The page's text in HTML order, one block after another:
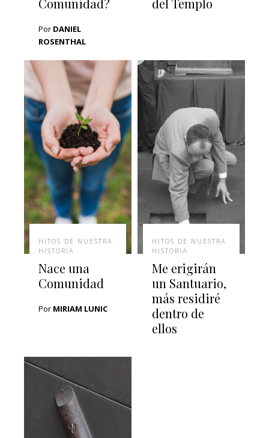
Por DANIEL
ROSENTHAL
HITOS DE NUESTRA
HISTORIA
Nace una
Comunidad
Por MIRIAM LUNIC
HITOS DE NUESTRA
HISTORIA
Me erigirán
un Santuario,
más residiré
dentro de
ellos